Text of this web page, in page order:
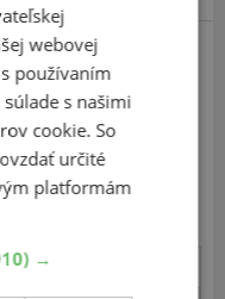
ES01
vcelku bežné a
a v miere
vozovkách.
webovej
používaním
s našimi
cookie. So
určité
platformám
→